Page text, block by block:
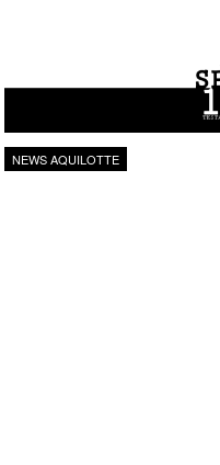
Vai al contenuto
NEWS AQUILOTTE